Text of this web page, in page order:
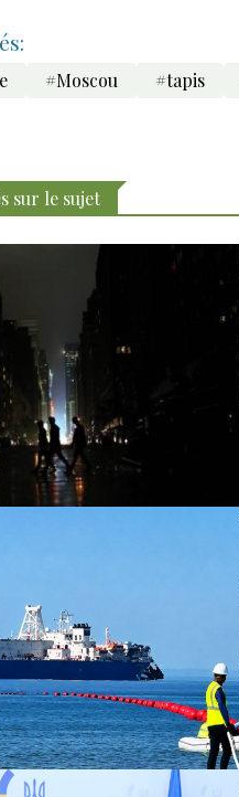
#Moscou #tapis
sur le sujet